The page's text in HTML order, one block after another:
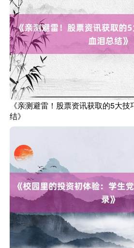
《亲测避雷！股票资讯获取的5大
结》